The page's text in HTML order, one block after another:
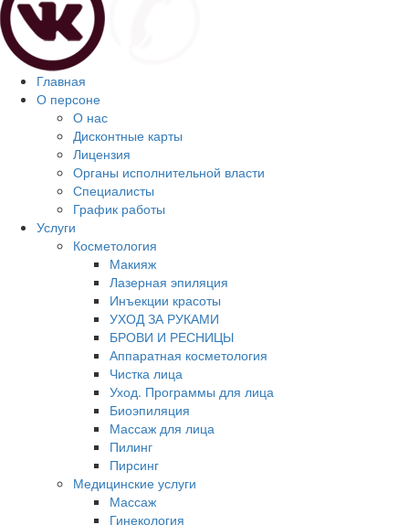
Главная
О персоне
О нас
Дисконтные карты
Лицензия
Органы исполнительной власти
Специалисты
График работы
Услуги
Косметология
Макияж
Лазерная эпиляция
Инъекции красоты
УХОД ЗА РУКАМИ
БРОВИ И РЕСНИЦЫ
Аппаратная косметология
Чистка лица
Уход. Программы для лица
Биоэпиляция
Массаж для лица
Пилинг
Пирсинг
Медицинские услуги
Массаж
Гинекология